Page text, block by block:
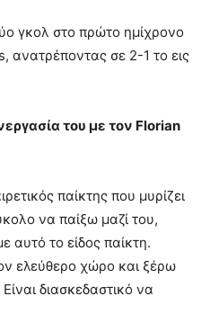
γκολ στο πρώτο ημίχρονο
ανατρέποντας σε 2-1 το εις
του με τον Florian
παίκτης που μυρίζει
να παίξω μαζί του,
το είδος παίκτη.
ελεύθερο χώρο και ξέρω
διασκεδαστικό να